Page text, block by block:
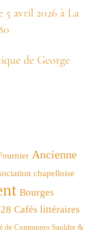
5 avril 2026 à La
de George
Ancienne
chapelloise
Bourges
Cafés littéraires
de Communes Sauldre &